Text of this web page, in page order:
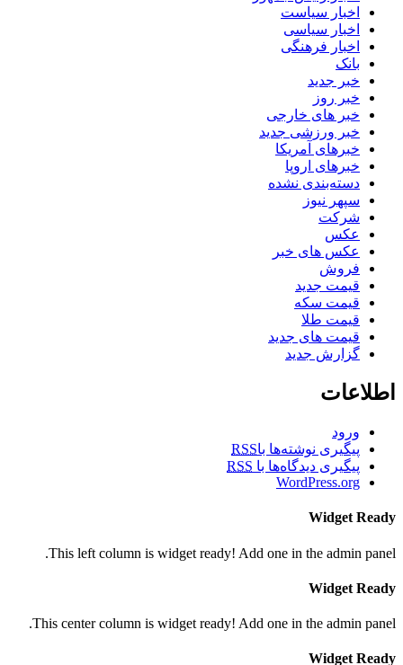
اخبار سیاست
اخبار سیاسی
اخبار فرهنگی
بانک
خبر جدید
خبر روز
خبر های خارجی
خبر ورزشی جدید
خبرهای آمریکا
خبرهای اروپا
دسته‌بندی نشده
سپهر نیوز
شرکت
عکس
عکس های خبر
فروش
قیمت جدید
قیمت سکه
قیمت طلا
قیمت های جدید
گزارش جدید
اطلاعات
ورود
پیگیری نوشته‌ها باRSS
پیگیری دیدگاه‌ها با RSS
WordPress.org
Widget Ready
This left column is widget ready! Add one in the admin panel.
Widget Ready
This center column is widget ready! Add one in the admin panel.
Widget Ready